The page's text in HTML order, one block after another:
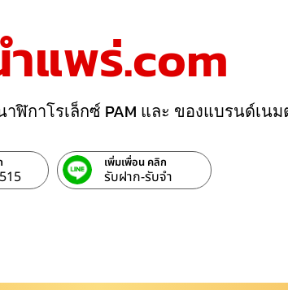
แพร่.com
ฬิกาโรเล็กซ์ PAM และ ของแบรนด์เนม
เพิ่มเพื่อน คลิก
รับฝาก-รับจํา